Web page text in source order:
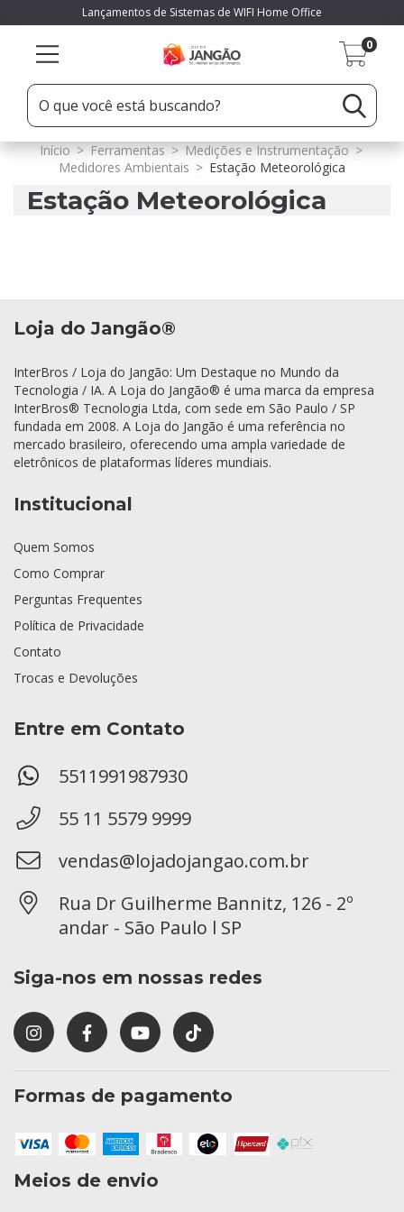
Lançamentos de Sistemas de WIFI Home Office
0
Início > Ferramentas > Medições e Instrumentação >
Medidores Ambientais > Estação Meteorológica
Estação Meteorológica
Loja do Jangão®
InterBros / Loja do Jangão: Um Destaque no Mundo da
Tecnologia / IA. A Loja do Jangão® é uma marca da empresa
InterBros® Tecnologia Ltda, com sede em São Paulo / SP
fundada em 2008. A Loja do Jangão é uma referência no
mercado brasileiro, oferecendo uma ampla variedade de
eletrônicos de plataformas líderes mundiais.
Institucional
Quem Somos
Como Comprar
Perguntas Frequentes
Política de Privacidade
Contato
Trocas e Devoluções
Entre em Contato
5511991987930
55 11 5579 9999
vendas@lojadojangao.com.br
Rua Dr Guilherme Bannitz, 126 - 2º
andar - São Paulo l SP
Siga-nos em nossas redes
Formas de pagamento
Meios de envio